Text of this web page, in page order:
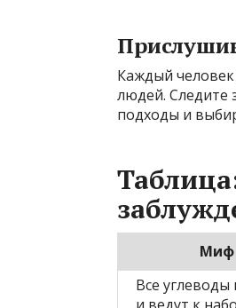
Каждый
людей. Следите
подходы и
Миф
Все